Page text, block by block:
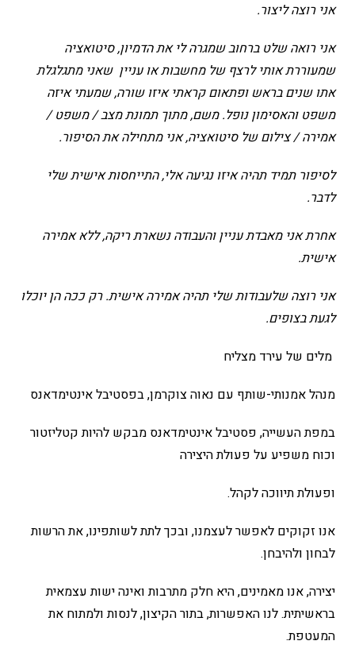
אני רוצה ליצור.
אני רואה שלט ברחוב שמגרה לי את הדמיון, סיטואציה
שמעוררת אותי לרצף של מחשבות או עניין שאני מתגלגלת
אתו שנים בראש ופתאום קראתי איזו שורה, שמעתי איזה
משפט והאסימון נופל. משם, מתוך תמונת מצב / משפט /
אמירה / צילום של סיטואציה, אני מתחילה את הסיפור.
לסיפור תמיד תהיה איזו נגיעה אלי, התייחסות אישית שלי
לדבר.
אחרת אני מאבדת עניין והעבודה נשארת ריקה, ללא אמירה
אישית.
אני רוצה שלעבודות שלי תהיה אמירה אישית. רק ככה הן יוכלו
לגעת בצופים.
מלים של עירד מצליח
מנהל אמנותי-שותף עם נאוה צוקרמן, בפסטיבל אינטימדאנס
במפת העשייה, פסטיבל אינטימדאנס מבקש להיות קטליזטור
וכוח משפיע על פעולת היצירה
ופעולת תיווכה לקהל.
אנו זקוקים לאפשר לעצמנו, ובכך לתת לשותפינו, את הרשות
לבחון ולהיבחן.
יצירה, אנו מאמינים, היא חלק מתרבות ואינה ישות עצמאית
בראשיתית. לנו האפשרות, בתור הקיצון, לנסות ולמתוח את
המעטפת.